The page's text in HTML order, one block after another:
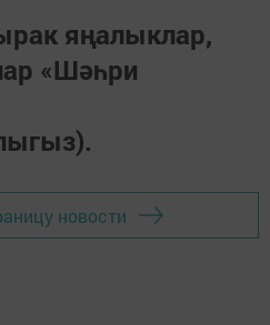
яңалыклар,
«Шәһри
новости